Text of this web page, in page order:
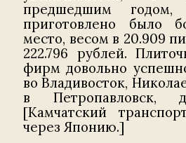
предшедшим
приготовлено было
место, весом в 20.909
222.796 рублей.
фирм довольно
во Владивосток,
в Петропавловск,
[Камчатский
через Японию.]